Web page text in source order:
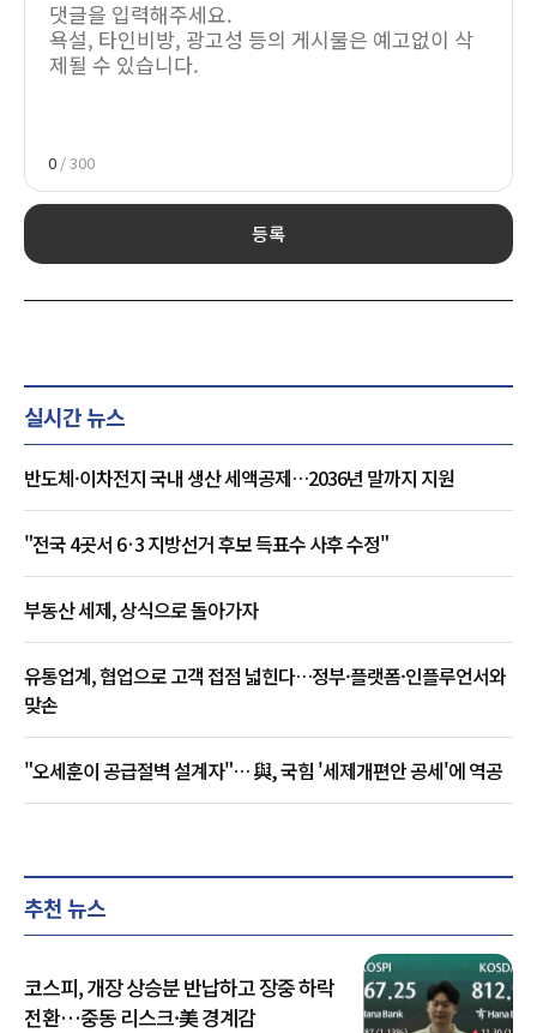
0 / 300
등록
실시간 뉴스
반도체·이차전지 국내 생산 세액공제…2036년 말까지 지원
"전국 4곳서 6·3 지방선거 후보 득표수 사후 수정"
부동산 세제, 상식으로 돌아가자
유통업계, 협업으로 고객 접점 넓힌다…정부·플랫폼·인플루언서와
맞손
"오세훈이 공급절벽 설계자"… 與, 국힘 '세제개편안 공세'에 역공
추천 뉴스
코스피, 개장 상승분 반납하고 장중 하락
전환…중동 리스크·美 경계감